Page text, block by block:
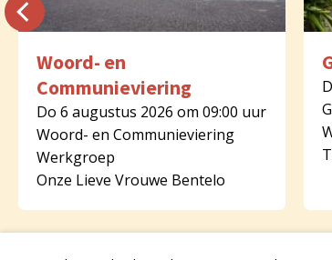
Woord- en
Communieviering
Do 6 augustus 2026 om 09:00 uur
Woord- en Communieviering
Werkgroep
Onze Lieve Vrouwe Bentelo